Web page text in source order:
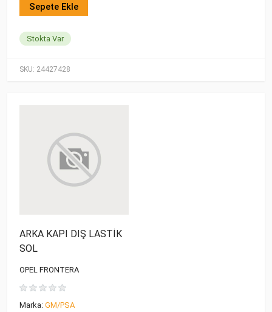
SKU: 24427428
Sepete Ekle
Stokta Var
ARKA KAPI DIŞ LASTİK
SOL
OPEL FRONTERA
Marka: GM/PSA